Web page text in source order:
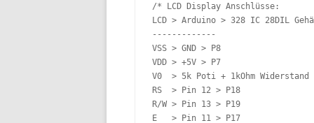
/* LCD Display Anschlüsse:
LCD > Arduino > 328 IC 28DIL
-------------
VSS > GND > P8
VDD > +5V > P7
V0  > 5k Poti + 1kOhm Widerstand
RS  > Pin 12 > P18
R/W > Pin 13 > P19
E   > Pin 11 > P17